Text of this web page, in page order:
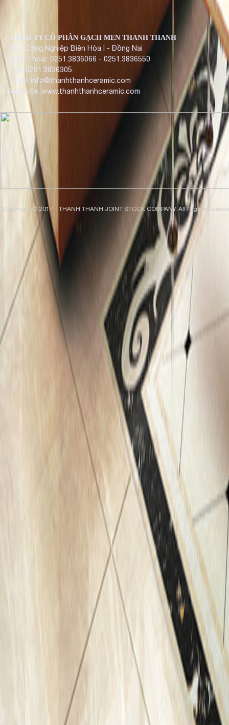
CÔNG TY CỔ PHẦN GẠCH MEN THANH THANH
Khu Công Nghiệp Biên Hòa I - Đồng Nai
Điện Thoại: 0251.3836066 - 0251.3836550
Fax: 0251.3836305
Email: info@thanhthanhceramic.com
Website: www.thanhthanhceramic.com
Copyright © 2017 - THANH THANH JOINT STOCK COMPANY. All Rights